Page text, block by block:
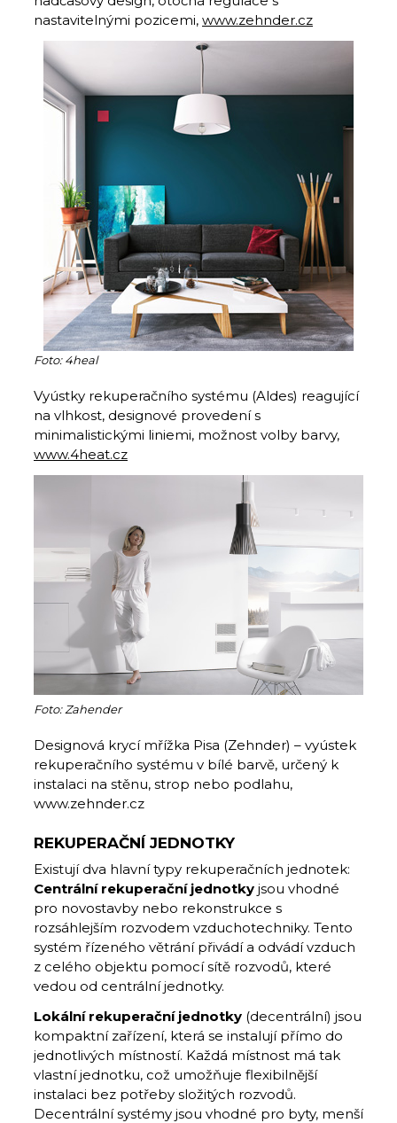
nastavitelnými pozicemi, www.zehnder.cz
Foto: 4heal
Vyústky rekuperačního systému (Aldes) reagující
na vlhkost, designové provedení s
minimalistickými liniemi, možnost volby barvy,
www.4heat.cz
Foto: Zahender
Designová krycí mřížka Pisa (Zehnder) – vyústek
rekuperačního systému v bílé barvě, určený k
instalaci na stěnu, strop nebo podlahu,
www.zehnder.cz
REKUPERAČNÍ JEDNOTKY
Existují dva hlavní typy rekuperačních jednotek:
Centrální rekuperační jednotky jsou vhodné
pro novostavby nebo rekonstrukce s
rozsáhlejším rozvodem vzduchotechniky. Tento
systém řízeného větrání přivádí a odvádí vzduch
z celého objektu pomocí sítě rozvodů, které
vedou od centrální jednotky.
Lokální rekuperační jednotky (decentrální) jsou
kompaktní zařízení, která se instalují přímo do
jednotlivých místností. Každá místnost má tak
vlastní jednotku, což umožňuje flexibilnější
instalaci bez potřeby složitých rozvodů.
Decentrální systémy jsou vhodné pro byty, menší